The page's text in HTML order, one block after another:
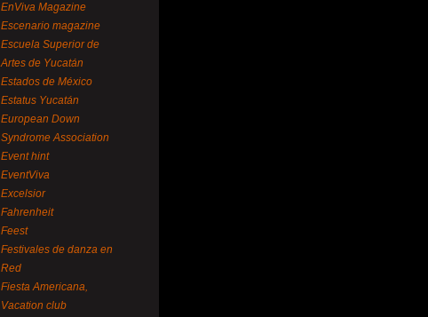
EnViva Magazine
Escenario magazine
Escuela Superior de
Artes de Yucatán
Estados de México
Estatus Yucatán
European Down
Syndrome Association
Event hint
EventViva
Excelsior
Fahrenheit
Feest
Festivales de danza en
Red
Fiesta Americana,
Vacation club